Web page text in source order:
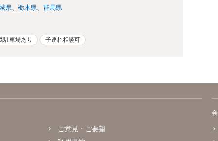
県 栃木県 群馬県
駐車場あり 子連れ相談可
ご意見・ご要望